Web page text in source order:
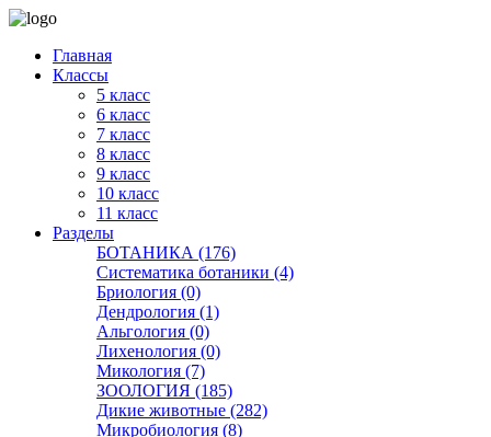
Главная
Классы
5 класс
6 класс
7 класс
8 класс
9 класс
10 класс
11 класс
Разделы
БОТАНИКА (176)
Систематика ботаники (4)
Бриология (0)
Дендрология (1)
Альгология (0)
Лихенология (0)
Микология (7)
ЗООЛОГИЯ (185)
Дикие животные (282)
Микробиология (8)